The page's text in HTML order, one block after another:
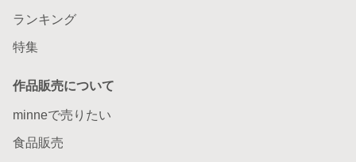
ランキング
特集
作品販売について
minneで売りたい
食品販売